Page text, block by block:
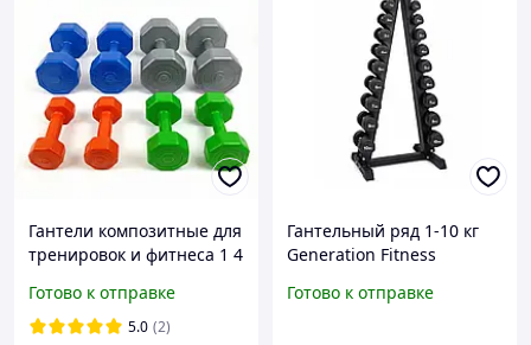
Гантели композитные для
тренировок и фитнеса 1 4
комплект
Готово к отправке
5.0 (2)
Гантельный ряд 1-10 кг
Generation Fitness
со стойкой "елочка" DR-17
Готово к отправке